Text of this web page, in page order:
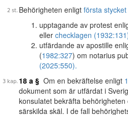
Behörigheten enligt första stycket
upptagande av protest
eller checklagen
utfärdande av apostille
(1982:327) om notarius
(2025:550).
18 a § Om en bekräftelse enligt
dokument som är utfärdat i
konsulatet bekräfta
särskilda skäl. I de fall